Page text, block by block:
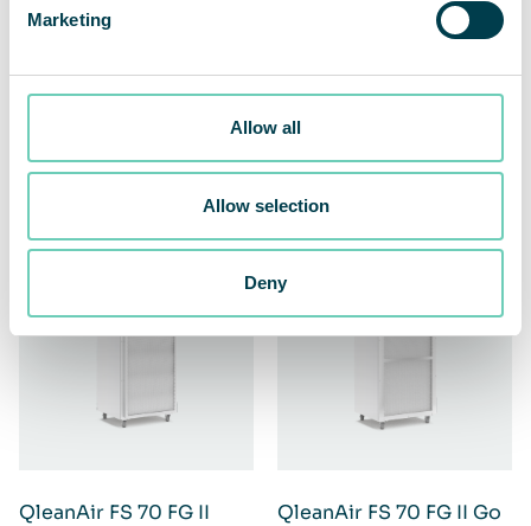
Marketing
Allow all
Allow selection
Deny
QleanAir FS 70 Carbon
QleanAir FS 70 FG II
dużej zawartości cząstek w
przemyśle spożywczym
QleanAir FS 70 FG II
QleanAir FS 70 FG II Go